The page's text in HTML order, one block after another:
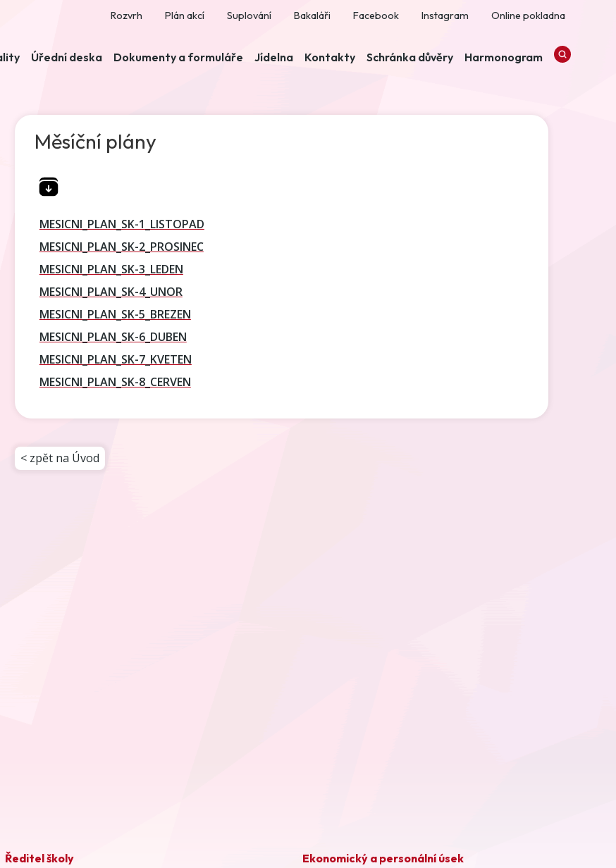
Rozvrh Plán akcí Suplování Bakaláři Facebook Instagram Online pokladna
Úřední deska Dokumenty a formuláře Jídelna Kontakty Schránka důvěry Harmonogram
Měsíční plány
MESICNI_PLAN_SK-1_LISTOPAD
MESICNI_PLAN_SK-2_PROSINEC
MESICNI_PLAN_SK-3_LEDEN
MESICNI_PLAN_SK-4_UNOR
MESICNI_PLAN_SK-5_BREZEN
MESICNI_PLAN_SK-6_DUBEN
MESICNI_PLAN_SK-7_KVETEN
MESICNI_PLAN_SK-8_CERVEN
< zpět na Úvod
Ředitel školy Ekonomický a personální úsek